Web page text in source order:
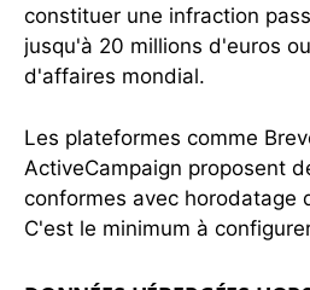
constituer une infraction
jusqu'à 20 millions d'euros
d'affaires mondial.
Les plateformes comme
ActiveCampaign proposent
conformes avec horodatage
C'est le minimum à